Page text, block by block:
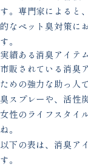
す。専門家によると
的なペット臭対策に
す。
実績ある消臭アイテ
市販されている消臭
ための強力な助っ人
臭スプレーや、活性
女性のライフスタイ
ね。
以下の表は、消臭ア
す。